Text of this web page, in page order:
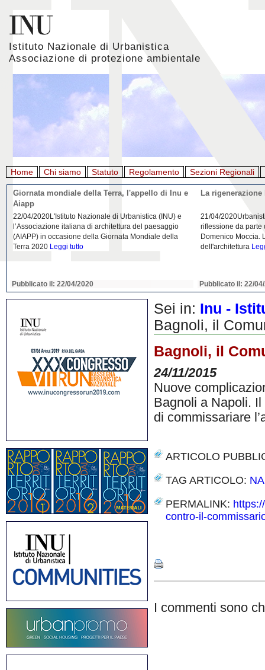
Istituto Nazionale di Urbanistica
Associazione di protezione ambientale
Home Chi siamo Statuto Regolamento Sezioni Regionali
Giornata mondiale della Terra, l'appello di Inu e
Aiapp
22/04/2020L'Istituto Nazionale di Urbanistica (INU) e
l’Associazione italiana di architettura del paesaggio
(AIAPP) in occasione della Giornata Mondiale della
Terra 2020 Leggi tutto
Pubblicato il: 22/04/2020
La
21/04/
riflessione da parte
Domenico Moccia.
dell'architettura
Pubblicato il: 22/
Sei in: Inu -
Bagnoli, il
Bagnoli, il
24/11/2015
Nuove
Bagnoli a Napoli.
di commissariare
ARTICOLO
TAG ARTICOLO:
PERMALINK:
contro-il-
I commenti sono